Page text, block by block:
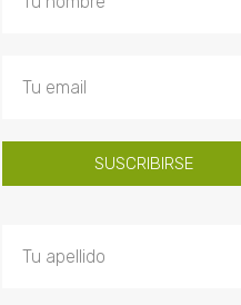
SUSCRIBIRSE